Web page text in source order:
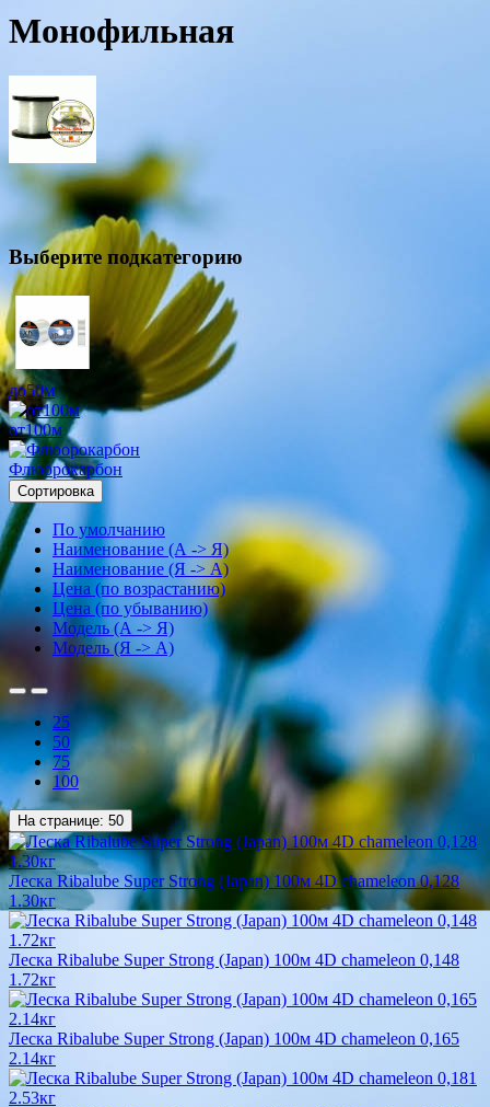
Монофильная
Выберите подкатегорию
до50м
от100м
Флюорокарбон
Сортировка
По умолчанию
Наименование (А -> Я)
Наименование (Я -> А)
Цена (по возрастанию)
Цена (по убыванию)
Модель (А -> Я)
Модель (Я -> А)
25
50
75
100
На странице: 50
Леска Ribalube Super Strong (Japan) 100м 4D chameleon 0,128
1.30кг
Леска Ribalube Super Strong (Japan) 100м 4D chameleon 0,148
1.72кг
Леска Ribalube Super Strong (Japan) 100м 4D chameleon 0,165
2.14кг